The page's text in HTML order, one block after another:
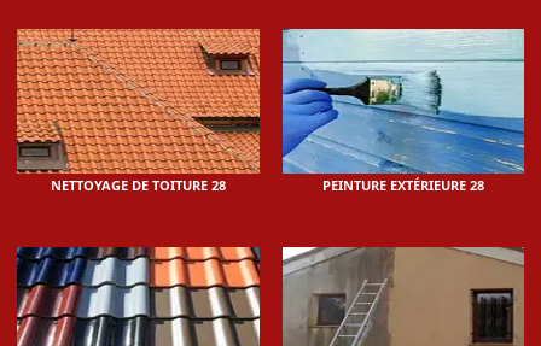
NETTOYAGE DE TOITURE 28 PEINTURE EXTÉRIEURE 28